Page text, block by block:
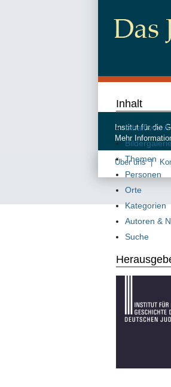
Inhalt
Inhalt von
Bildergalerie
Themen
Personen
Orte
Kategorien
Autoren &
Suche
Institut für die
Mehr
Über uns